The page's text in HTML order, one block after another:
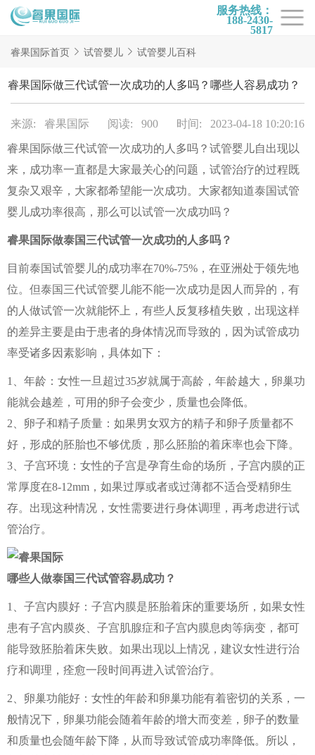
服务热线：
188-2430-
5817
首页
试管项目
试管百科
试管医院
睿果国际
睿果国际首页 试管婴儿 试管婴儿百科
睿果国际做三代试管一次成功的人多吗？哪些人容易成功？
来源: 睿果国际 阅读: 900 时间: 2023-04-18 10:20:16
睿果国际做三代试管一次成功的人多吗？试管婴儿自出现以
来，成功率一直都是大家最关心的问题，试管治疗的过程既
复杂又艰辛，大家都希望能一次成功。大家都知道泰国试管
婴儿成功率很高，那么可以试管一次成功吗？
睿果国际做泰国三代试管一次成功的人多吗？
目前泰国试管婴儿的成功率在70%-75%，在亚洲处于领先地
位。但泰国三代试管婴儿能不能一次成功是因人而异的，有
的人做试管一次就能怀上，有些人反复移植失败，出现这样
的差异主要是由于患者的身体情况而导致的，因为试管成功
率受诸多因素影响，具体如下：
1、年龄：女性一旦超过35岁就属于高龄，年龄越大，卵巢功
能就会越差，可用的卵子会变少，质量也会降低。
2、卵子和精子质量：如果男女双方的精子和卵子质量都不
好，形成的胚胎也不够优质，那么胚胎的着床率也会下降。
3、子宫环境：女性的子宫是孕育生命的场所，子宫内膜的正
常厚度在8-12mm，如果过厚或者或过薄都不适合受精卵生
存。出现这种情况，女性需要进行身体调理，再考虑进行试
管治疗。
哪些人做泰国三代试管容易成功？
1、子宫内膜好：子宫内膜是胚胎着床的重要场所，如果女性
患有子宫内膜炎、子宫肌腺症和子宫内膜息肉等病变，都可
能导致胚胎着床失败。如果出现以上情况，建议女性进行治
疗和调理，痊愈一段时间再进入试管治疗。
2、卵巢功能好：女性的年龄和卵巢功能有着密切的关系，一
般情况下，卵巢功能会随着年龄的增大而变差，卵子的数量
和质量也会随年龄下降，从而导致试管成功率降低。所以，